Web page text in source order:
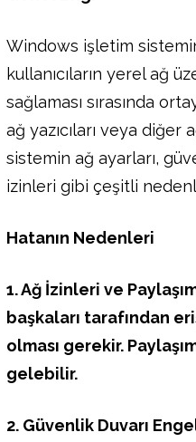
Windows işletim
kullanıcıların yerel ağ
sağlaması sırasında
ağ yazıcıları veya diğer
sistemin ağ ayarları,
izinleri gibi çeşitli
Hatanın Nedenleri
1. Ağ İzinleri ve
başkaları tarafından
olması gerekir.
gelebilir.
2. Güvenlik Duvarı